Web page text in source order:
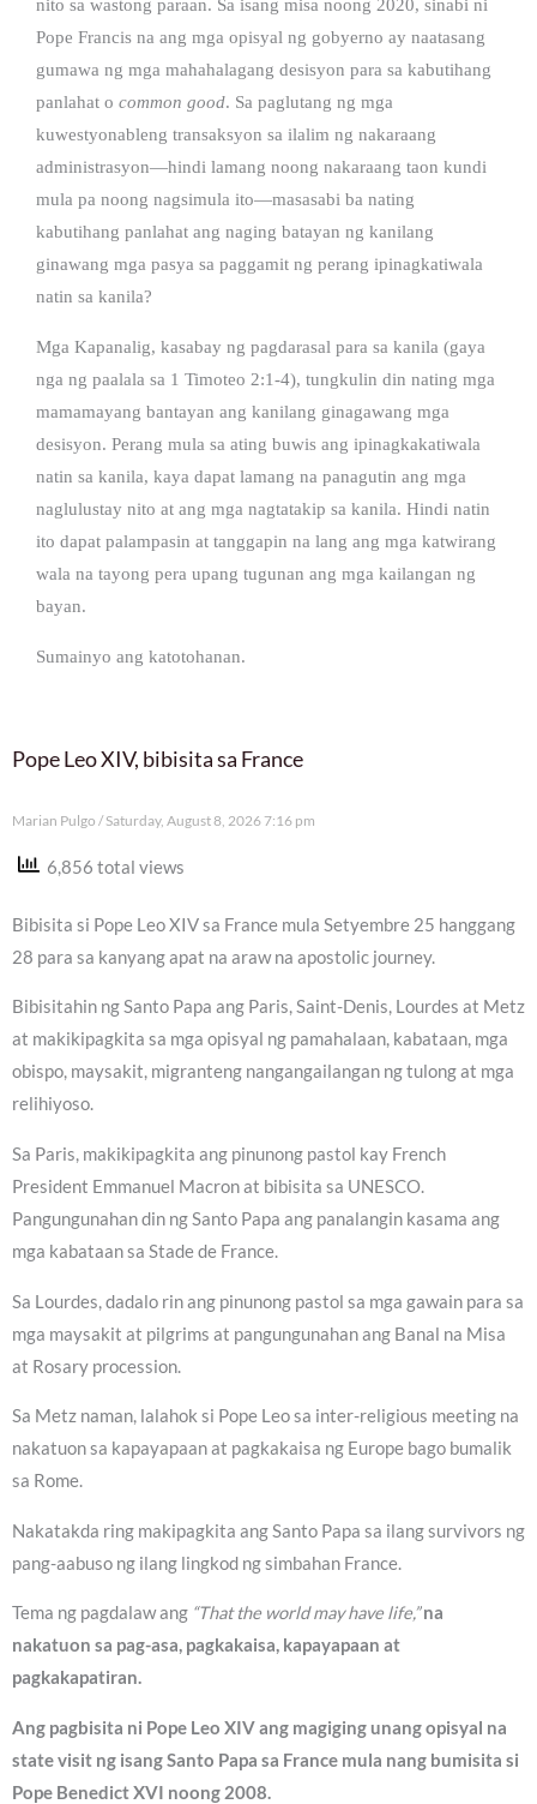
nito sa wastong paraan. Sa isang misa noong 2020, sinabi ni
Pope Francis na ang mga opisyal ng gobyerno ay naatasang
gumawa ng mga mahahalagang desisyon para sa kabutihang
panlahat o common good. Sa paglutang ng mga
kuwestyonableng transaksyon sa ilalim ng nakaraang
administrasyon—hindi lamang noong nakaraang taon kundi
mula pa noong nagsimula ito—masasabi ba nating
kabutihang panlahat ang naging batayan ng kanilang
ginawang mga pasya sa paggamit ng perang ipinagkatiwala
natin sa kanila?
Mga Kapanalig, kasabay ng pagdarasal para sa kanila (gaya
nga ng paalala sa 1 Timoteo 2:1-4), tungkulin din nating mga
mamamayang bantayan ang kanilang ginagawang mga
desisyon. Perang mula sa ating buwis ang ipinagkakatiwala
natin sa kanila, kaya dapat lamang na panagutin ang mga
naglulustay nito at ang mga nagtatakip sa kanila. Hindi natin
ito dapat palampasin at tanggapin na lang ang mga katwirang
wala na tayong pera upang tugunan ang mga kailangan ng
bayan.
Sumainyo ang katotohanan.
Pope Leo XIV, bibisita sa France
Marian Pulgo Saturday, August 8, 2026 7:16 pm
6,856 total views
Bibisita si Pope Leo XIV sa France mula Setyembre 25 hanggang
28 para sa kanyang apat na araw na apostolic journey.
Bibisitahin ng Santo Papa ang Paris, Saint-Denis, Lourdes at Metz
at makikipagkita sa mga opisyal ng pamahalaan, kabataan, mga
obispo, maysakit, migranteng nangangailangan ng tulong at mga
relihiyoso.
Sa Paris, makikipagkita ang pinunong pastol kay French
President Emmanuel Macron at bibisita sa UNESCO.
Pangungunahan din ng Santo Papa ang panalangin kasama ang
mga kabataan sa Stade de France.
Sa Lourdes, dadalo rin ang pinunong pastol sa mga gawain para sa
mga maysakit at pilgrims at pangungunahan ang Banal na Misa
at Rosary procession.
Sa Metz naman, lalahok si Pope Leo sa inter-religious meeting na
nakatuon sa kapayapaan at pagkakaisa ng Europe bago bumalik
sa Rome.
Nakatakda ring makipagkita ang Santo Papa sa ilang survivors ng
pang-aabuso ng ilang lingkod ng simbahan France.
Tema ng pagdalaw ang “That the world may have life,”na
nakatuon sa pag-asa, pagkakaisa, kapayapaan at
pagkakapatiran.
Ang pagbisita ni Pope Leo XIV ang magiging unang opisyal na
state visit ng isang Santo Papa sa France mula nang bumisita si
Pope Benedict XVI noong 2008.